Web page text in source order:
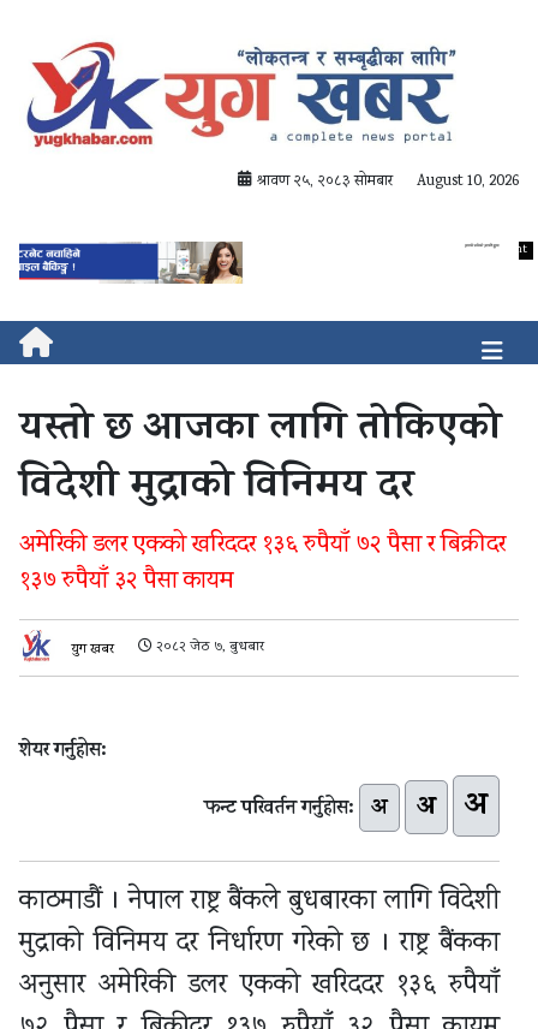
श्रावण २५, २०८३ सोमबार August 10, 2026
यस्तो छ आजका लागि तोकिएको
विदेशी मुद्राको विनिमय दर
अमेरिकी डलर एकको खरिददर १३६ रुपैयाँ ७२ पैसा र बिक्रीदर
१३७ रुपैयाँ ३२ पैसा कायम
युग खबर २०८२ जेठ ७, बुधबार
शेयर गर्नुहोस:
फन्ट परिवर्तन गर्नुहोस: अ अ अ
काठमाडौं । नेपाल राष्ट्र बैंकले बुधबारका लागि विदेशी
मुद्राको विनिमय दर निर्धारण गरेको छ । राष्ट्र बैंकका
अनुसार अमेरिकी डलर एकको खरिददर १३६ रुपैयाँ